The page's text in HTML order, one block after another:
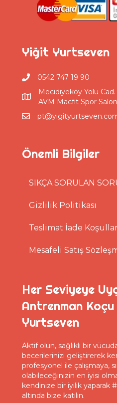
Yiğit Yurtseven
0542 747 19 90
Mecidiyeköy Yolu
AVM Macfit Spor
Önemli Bilgiler
SIKÇA SORULAN
Gizlilik Politikası
Teslimat İade
Mesafeli Satış
Her Seviyeye
Antrenman
Yurtseven
Aktif olun, sağlıklı bir
becerilerinizi geliştirerek
profesyonel ile çalışmaya,
olabileceğinizin en iyisi
kendinize bir iyilik yaparak
altında bize katılın.